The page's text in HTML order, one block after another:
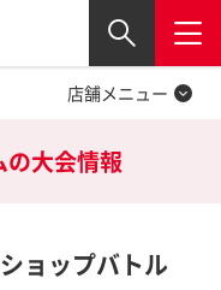
閉じる
店舗メニュー
の大会情報
ョップバトル